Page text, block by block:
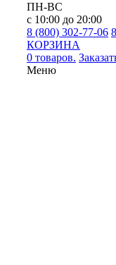
ПН-ВС
с 10:00 до 20:00
8 (800) 302-77-06
КОРЗИНА
0 товаров.
Меню